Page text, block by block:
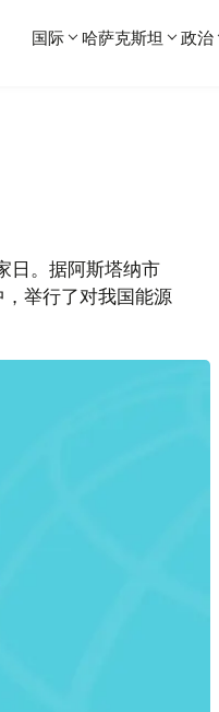
国际 哈萨克斯坦 政治
日。据阿斯塔纳市
举行了对我国能源